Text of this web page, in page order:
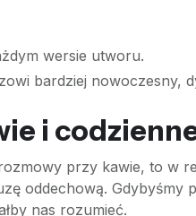
wersie utworu.
bardziej nowoczesny,
i
przy kawie, to w
oddechową.
nas rozumieć.